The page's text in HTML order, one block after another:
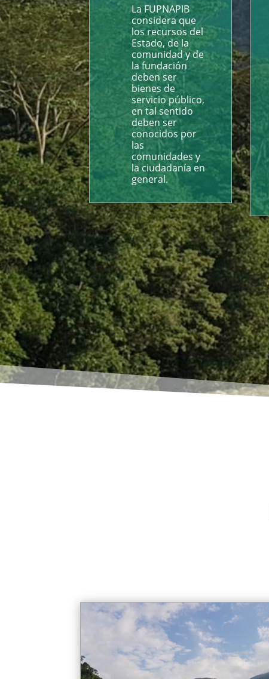
La FUPNAPIB
considera que
los recursos del
Estado, de la
comunidad y de
la fundación
deben ser
bienes de
servicio público,
en tal sentido
deben ser
conocidos por
las
comunidades y
la ciudadanía en
general.